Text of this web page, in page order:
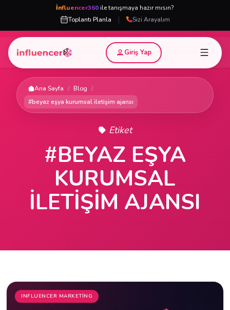
İnfluencer360 ile tanışmaya hazır mısın?
Toplantı Planla
| Sizi Arayalım
Giriş Yap
Ana Sayfa / Blog /
#beyaz eşya kurumsal iletişim ajansı
Etiket
#BEYAZ EŞYA
KURUMSAL
ILETIŞIM AJANSI
INFLUENCER MARKETING